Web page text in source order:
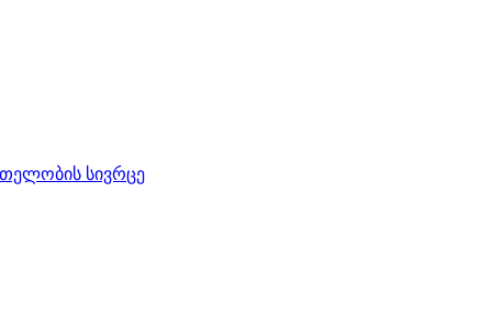
სივრცე